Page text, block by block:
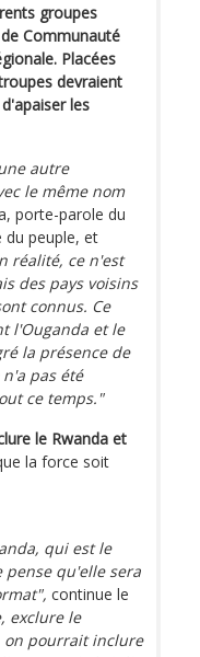
groupes
Communauté
Placées
devraient
les
autre
le même nom
porte-parole du
du peuple, et
réalité, ce n'est
des pays voisins
connus. Ce
l'Ouganda et le
la présence de
pas été
ce temps."
le Rwanda et
la force soit
qui est le
qu'elle sera
continue le
exclure le
on pourrait inclure